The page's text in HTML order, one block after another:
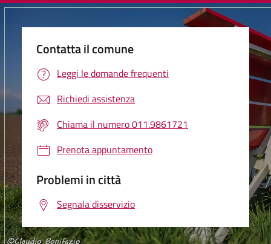
Contatta il comune
Leggi le domande frequenti
Richiedi assistenza
Chiama il numero 011.9861721
Prenota appuntamento
Problemi in città
Segnala disservizio